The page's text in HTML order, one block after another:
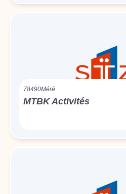
78490Méré
MTBK Activités